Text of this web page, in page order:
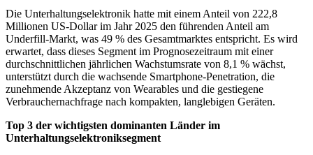
Die Unterhaltungselektronik hatte mit einem Anteil von 222,8
Millionen US-Dollar im Jahr 2025 den führenden Anteil am
Underfill-Markt, was 49 % des Gesamtmarktes entspricht. Es wird
erwartet, dass dieses Segment im Prognosezeitraum mit einer
durchschnittlichen jährlichen Wachstumsrate von 8,1 % wächst,
unterstützt durch die wachsende Smartphone-Penetration, die
zunehmende Akzeptanz von Wearables und die gestiegene
Verbrauchernachfrage nach kompakten, langlebigen Geräten.
Top 3 der wichtigsten dominanten Länder im
Unterhaltungselektroniksegment